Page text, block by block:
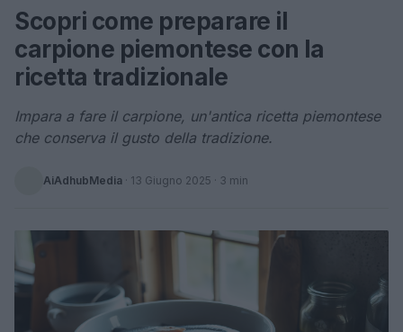
Scopri come preparare il
carpione piemontese con la
ricetta tradizionale
Impara a fare il carpione, un'antica ricetta piemontese
che conserva il gusto della tradizione.
AiAdhubMedia · 13 Giugno 2025 · 3 min